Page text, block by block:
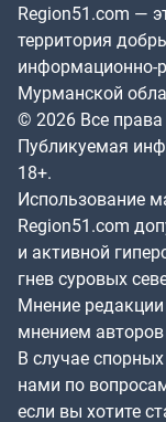
Region51.com —
территория
информационно-
Мурманской
© 2026 Все
Публикуемая
18+.
Использование
Region51.com
и активной
гнев суровых
Мнение
мнением
В случае
нами по
если вы хотите